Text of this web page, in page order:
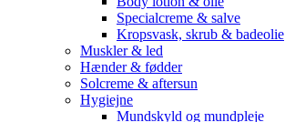
Specialcreme & salve
Kropsvask, skrub & badeolie
Muskler & led
Hænder & fødder
Solcreme & aftersun
Hygiejne
Mundskyld og mundpleje